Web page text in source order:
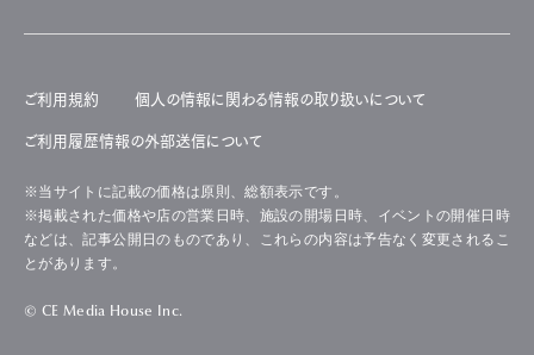
ご利用規約 個人の情報に関わる情報の取り扱いについて
ご利用履歴情報の外部送信について
※当サイトに記載の価格は原則、総額表示です。
※掲載された価格や店の営業日時、施設の開場日時、イベントの開催日時
などは、記事公開日のものであり、これらの内容は予告なく変更されるこ
とがあります。
© CE Media House Inc.